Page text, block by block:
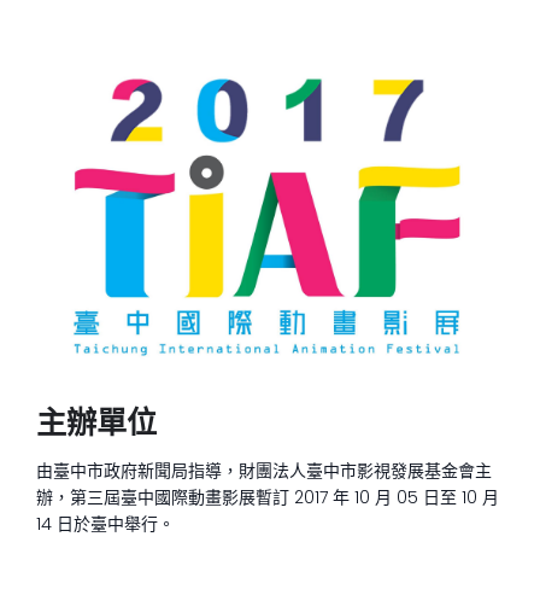
主辦單位
由臺中市政府新聞局指導，財團法人臺中市影視發展基金會主
辦，第三屆臺中國際動畫影展暫訂 2017 年 10 月 05 日至 10 月
14 日於臺中舉行。